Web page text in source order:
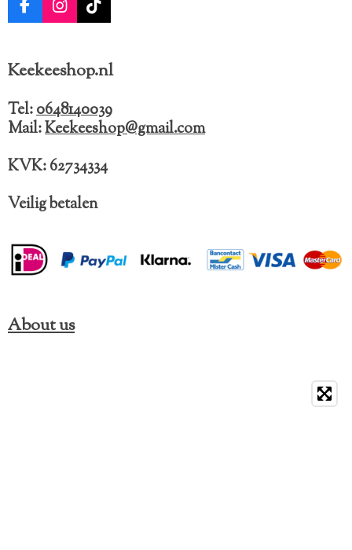
F
a
b
o
k
I
n
a
r
a
m
T
i
o
Keekeeshop.nl
Tel:0648140039
Mail:Keekeeshop@gmail.com
KVK: 62734334
Veilig betalen
About us